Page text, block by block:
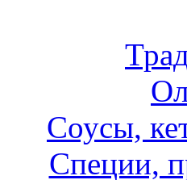
Соусы,
Специи,